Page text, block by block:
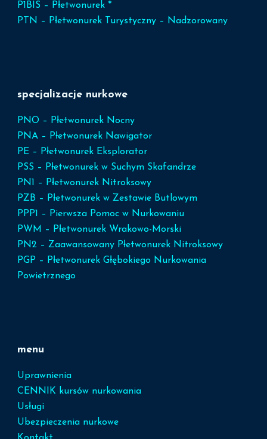
P1BIS – Płetwonurek *
PTN – Płetwonurek Turystyczny – Nadzorowany
specjalizacje nurkowe
PNO – Płetwonurek Nocny
PNA – Płetwonurek Nawigator
PE – Płetwonurek Eksplorator
PSS – Płetwonurek w Suchym Skafandrze
PN1 – Płetwonurek Nitroksowy
PZB – Płetwonurek w Zestawie Butlowym
PPP1 – Pierwsza Pomoc w Nurkowaniu
PWM – Płetwonurek Wrakowo-Morski
PN2 – Zaawansowany Płetwonurek Nitroksowy
PGP – Płetwonurek Głębokiego Nurkowania
Powietrznego
menu
Uprawnienia
CENNIK kursów nurkowania
Usługi
Ubezpieczenia nurkowe